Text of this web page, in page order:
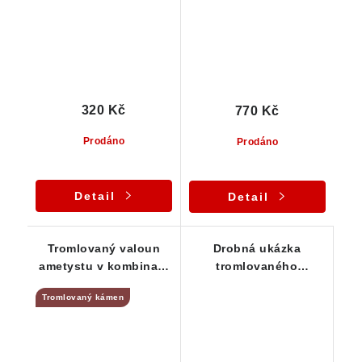
Prodáno
320 Kč
Detail
Prodáno
770 Kč
Detail
Tromlovaný valoun
ametystu v kombinaci
Tromlovaný kámen
Drobná ukázka
tromlovaného